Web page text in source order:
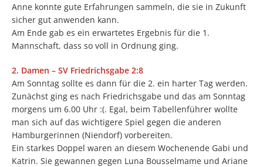
Anne konnte gute Erfahrungen sammeln, die sie in Zukunft
sicher gut anwenden kann.
Am Ende gab es ein erwartetes Ergebnis für die 1.
Mannschaft, dass so voll in Ordnung ging.
2. Damen – SV Friedrichsgabe 2:8
Am Sonntag sollte es dann für die 2. ein harter Tag werden.
Zunächst ging es nach Friedrichsgabe und das am Sonntag
morgens um 6.00 Uhr :(. Egal, beim Tabellenführer wollte
man sich auf das wichtigere Spiel gegen die anderen
Hamburgerinnen (Niendorf) vorbereiten.
Ein starkes Doppel waren an diesem Wochenende Gabi und
Katrin. Sie gewannen gegen Luna Bousselmame und Ariane